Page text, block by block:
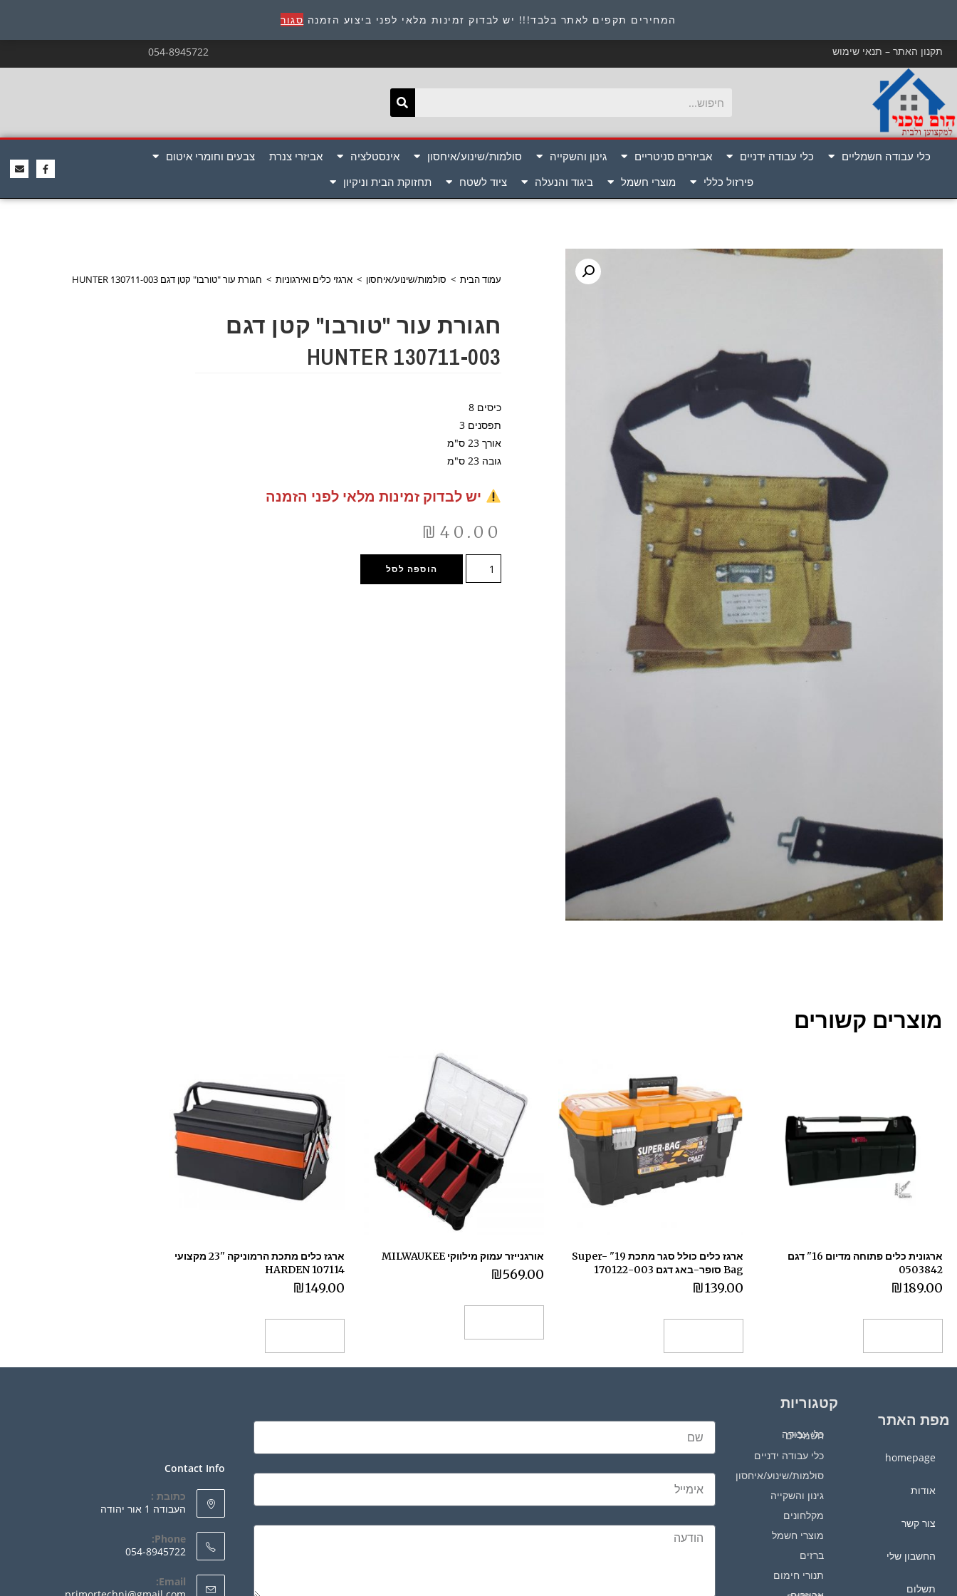
המחירים תקפים לאתר בלבד!!! יש לבדוק זמינות מלאי לפני ביצוע הזמנה סגור כתובת : היוזמים 9 אור יהודה שירות לקוחות 054-8945722
תקנון האתר – תנאי שימוש 054-8945722
כלי עבודה חשמליים כלי עבודה ידניים אביזרים סניטריים גינון והשקייה סולמות/שינוע/איחסון אינסטלציה אביזרי צנרת
צבעים וחומרי איטום
פירזול כללי
מוצרי חשמל ביגוד והנעלה ציוד לשטח תחזוקת הבית וניקיון
עמוד הבית > סולמות/שינוע/איחסון > ארגזי כלים ואירגוניות > חגורת עור "טורבו" קטן דגם 130711-003 HUNTER
חגורת עור "טורבו" קטן דגם
130711-003 HUNTER
כיסים 8
תפסנים 3
אורך 23 ס"מ
גובה 23 ס"מ
יש לבדוק זמינות מלאי לפני הזמנה
₪ 40.00
הוספה לסל
מוצרים קשורים
ארגונית כלים פתוחה מדיום 16" דגם
0503842
₪189.00
ארגז כלים כולל סגר מתכת 19" Super-
Bag סופר-באג דגם 170122-003
₪139.00
אורגנייזר עמוק מילווקי MILWAUKEE
₪569.00
ארגז כלים מתכת הרמוניקה "23 מקצועי
HARDEN 107114
₪149.00
מפת האתר
homepage
אודות
צור קשר
החשבון שלי
תשלום
קטגוריות
כלי עבודה חשמליים
כלי עבודה ידניים
סולמות/שינוע/איחסון
גינון והשקייה
מקלחונים
מוצרי חשמל
ברזים
תנורי חימום
Contact Info
כתובת :
העבודה 1 אור יהודה
Phone:
054-8945722
Email: